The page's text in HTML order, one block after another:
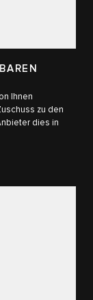
Ihnen
zu den
dies in